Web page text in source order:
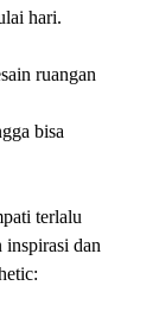
hari.
ruangan
bisa
terlalu
inspirasi dan